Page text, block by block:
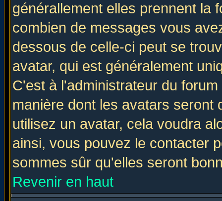
générallement elles prennent la
combien de messages vous
dessous de celle-ci peut se
avatar, qui est généralement
C'est à l'administrateur du
manière dont les avatars seront
utilisez un avatar, cela voudra
ainsi, vous pouvez le contacter
sommes sûr qu'elles seront
Revenir en haut